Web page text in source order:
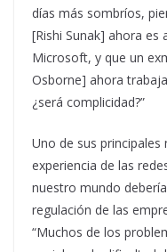
días más sombríos,
[Rishi Sunak] ahora es
Microsoft, y que un
Osborne] ahora
¿será complicidad?”
Uno de sus principales
experiencia de las
nuestro mundo
regulación de las
“Muchos de los